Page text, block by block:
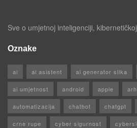
Sve o umjetnoj inteligenciji,
Oznake
ai ai asistent ai generator slika
ai umjetnost android apple
automatizacija chatbot chatgpt
crne rupe cyber sigurnost